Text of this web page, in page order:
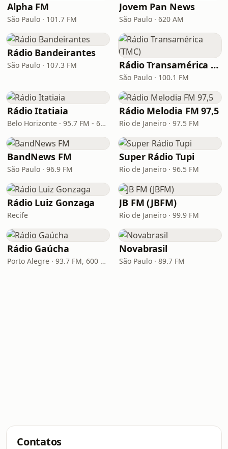
Alpha FM
São Paulo · 101.7 FM
Jovem Pan News
São Paulo · 620 AM
Rádio Bandeirantes
São Paulo · 107.3 FM Rádio Transamérica (TMC)
São Paulo · 100.1 FM
Rádio Itatiaia
Belo Horizonte · 95.7 FM - 610 AM
Rádio Melodia FM 97,5
Rio de Janeiro · 97.5 FM
BandNews FM
São Paulo · 96.9 FM
Super Rádio Tupi
Rio de Janeiro · 96.5 FM
Rádio Luiz Gonzaga
Recife
JB FM (JBFM)
Rio de Janeiro · 99.9 FM
Rádio Gaúcha
Porto Alegre · 93.7 FM, 600 AM
Novabrasil
São Paulo · 89.7 FM
Contatos